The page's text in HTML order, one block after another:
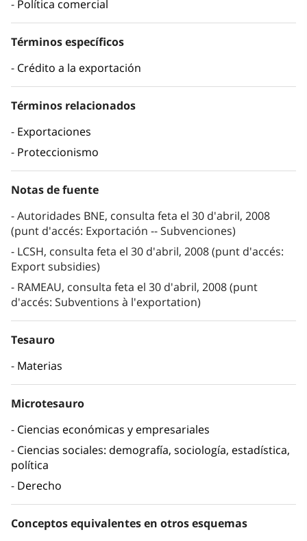
Política comercial
Términos específicos
Crédito a la exportación
Términos relacionados
Exportaciones
Proteccionismo
Notas de fuente
Autoridades BNE, consulta feta el 30 d'abril, 2008
(punt d'accés: Exportación -- Subvenciones)
LCSH, consulta feta el 30 d'abril, 2008 (punt d'accés:
Export subsidies)
RAMEAU, consulta feta el 30 d'abril, 2008 (punt
d'accés: Subventions à l'exportation)
Tesauro
Materias
Microtesauro
Ciencias económicas y empresariales
Ciencias sociales: demografía, sociología, estadística,
política
Derecho
Conceptos equivalentes en otros esquemas